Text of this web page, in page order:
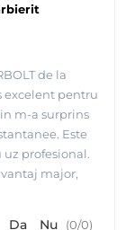
de la
excelent pentru
m-a surprins
Este
uz profesional.
major,
Da Nu (0/0)